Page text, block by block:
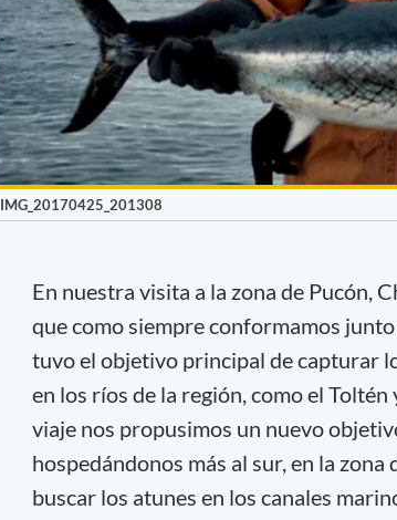
IMG_20170425_201308
En nuestra visita a la zona de Pucón,
que como siempre conformamos
tuvo el objetivo principal de capturar
en los ríos de la región, como el
viaje nos propusimos un nuevo
hospedándonos más al sur, en la
buscar los atunes en los canales